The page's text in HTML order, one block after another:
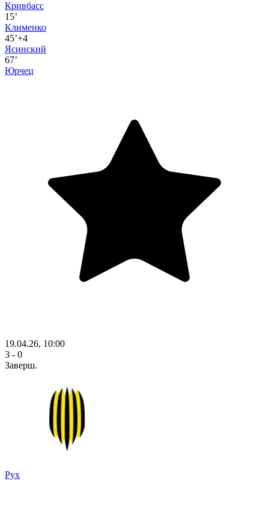
Кривбасс
15’
Клименко
45’+4
Ясинский
67’
Юрчец
19.04.26, 10:00
3 - 0
Заверш.
Рух